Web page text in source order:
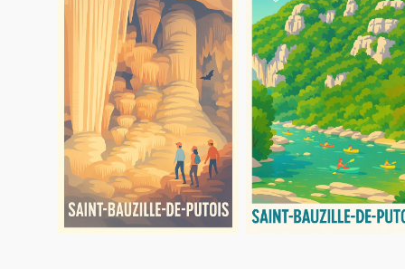
Bauzille-
Putois
Exploration
souterraine
fascinante
Bauzille-
de-
Putois
-
Aventure
et
Nature
au
fil
de
l'eau